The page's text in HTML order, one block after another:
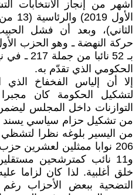
الثاني)، وبعد أن فشل
حركة النهضة ـ وهو الحزب
بـ 52
الحكومي الذي تقدّم به.
إلا أن إلياس الفخفاخ الذي
لتشكيل الحكومة كان مجبرا
التوازنات داخل المجلس
من تشكيل حزام سياسي يسند
من اليسير بلوغه نظرا لتشظي
206 نوابا ممثلين لعشرين
و11 نائب كمترشحين
خلق أغلبية. لذا كان لزاما
التضحية ببعض الأحزاب